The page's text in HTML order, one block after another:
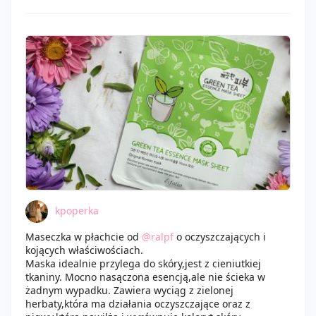
paczuszkę. Kochana jeszcze raz bardzo dziękuję!
szybko się wchłonęła i pozostawiła skórę mięciutką i
nawilżoną.
kpoperka
Maseczka w płachcie od @ralpfo oczyszczających i
kojących właściwościach.
Maska idealnie przylega do skóry,jest z cieniutkiej
tkaniny. Mocno nasączona esencją,ale nie ścieka w
żadnym wypadku. Zawiera wyciąg z zielonej
herbaty,która ma działania oczyszczające oraz z